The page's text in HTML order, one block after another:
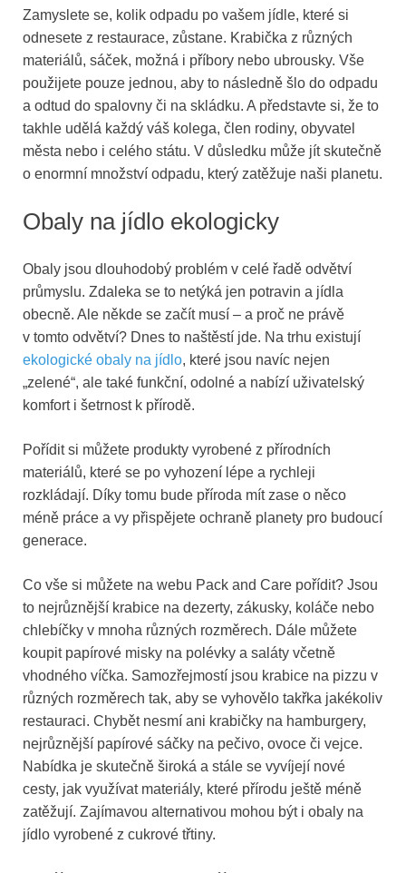
Zamyslete se, kolik odpadu po vašem jídle, které si
odnesete z restaurace, zůstane. Krabička z různých
materiálů, sáček, možná i příbory nebo ubrousky. Vše
použijete pouze jednou, aby to následně šlo do odpadu
a odtud do spalovny či na skládku. A představte si, že to
takhle udělá každý váš kolega, člen rodiny, obyvatel
města nebo i celého státu. V důsledku může jít skutečně
o enormní množství odpadu, který zatěžuje naši planetu.
Obaly na jídlo ekologicky
Obaly jsou dlouhodobý problém v celé řadě odvětví
průmyslu. Zdaleka se to netýká jen potravin a jídla
obecně. Ale někde se začít musí – a proč ne právě
v tomto odvětví? Dnes to naštěstí jde. Na trhu existují
ekologické obaly na jídlo, které jsou navíc nejen
„zelené“, ale také funkční, odolné a nabízí uživatelský
komfort i šetrnost k přírodě.
Pořídit si můžete produkty vyrobené z přírodních
materiálů, které se po vyhození lépe a rychleji
rozkládají. Díky tomu bude příroda mít zase o něco
méně práce a vy přispějete ochraně planety pro budoucí
generace.
Co vše si můžete na webu Pack and Care pořídit? Jsou
to nejrůznější krabice na dezerty, zákusky, koláče nebo
chlebíčky v mnoha různých rozměrech. Dále můžete
koupit papírové misky na polévky a saláty včetně
vhodného víčka. Samozřejmostí jsou krabice na pizzu v
různých rozměrech tak, aby se vyhovělo takřka jakékoliv
restauraci. Chybět nesmí ani krabičky na hamburgery,
nejrůznější papírové sáčky na pečivo, ovoce či vejce.
Nabídka je skutečně široká a stále se vyvíjejí nové
cesty, jak využívat materiály, které přírodu ještě méně
zatěžují. Zajímavou alternativou mohou být i obaly na
jídlo vyrobené z cukrové třtiny.